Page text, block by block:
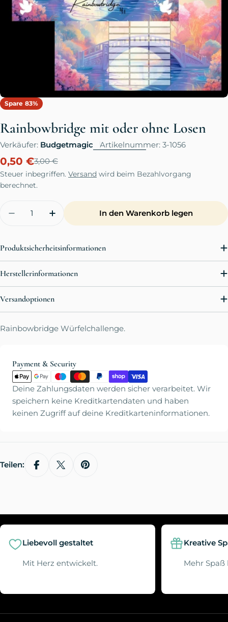
Sie das Medium 0 im Modalformat
Spare 83%
Rainbowbridge mit oder ohne Losen
Verkäufer: Budgetmagic Artikelnummer: 3-1056
Verkaufspreis
0,50 €
Regulärer
Preis
3,00 €
Steuer inbegriffen. Versand wird beim Bezahlvorgang
berechnet.
Menge für Rainbowbridge mit oder ohne
Menge für Rainbowbridge mit oder
In den Warenkorb legen
Produktsicherheitsinformationen
Herstellerinformationen
Versandoptionen
Rainbowbridge Würfelchallenge.
Payment & Security
Zahlungsmethoden
Deine Zahlungsdaten werden sicher verarbeitet. Wir
speichern keine Kreditkartendaten und haben
keinen Zugriff auf deine Kreditkarteninformationen.
Teilen:
Liebevoll gestaltet
Mit Herz entwickelt.
Kreative
Mehr